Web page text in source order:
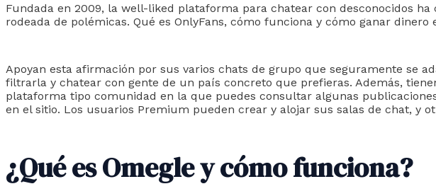
Fundada en 2009, la well-liked plataforma para chatear con desconocidos
rodeada de polémicas. Qué es OnlyFans, cómo funciona y cómo ganar
Apoyan esta afirmación por sus varios chats de grupo que seguramente se
filtrarla y chatear con gente de un país concreto que prefieras. Además,
plataforma tipo comunidad en la que puedes consultar algunas
en el sitio. Los usuarios Premium pueden crear y alojar sus salas de chat, y
¿Qué es Omegle y cómo funciona?